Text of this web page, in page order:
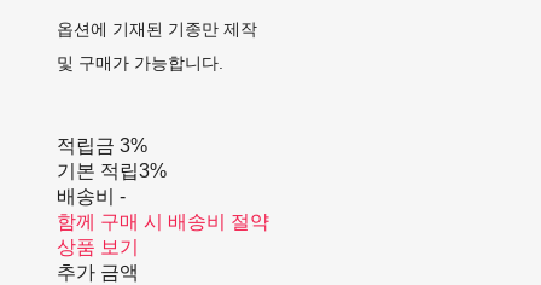
옵션에 기재된 기종만 제작
및 구매가 가능합니다.
적립금 3%
기본 적립3%
배송비 -
함께 구매 시 배송비 절약
상품 보기
추가 금액